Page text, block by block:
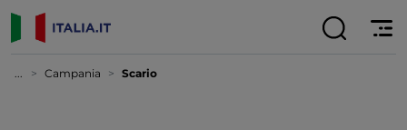
... Campania Scario